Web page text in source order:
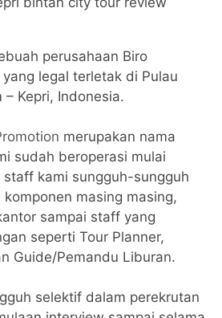
perusahaan Biro
legal terletak di Pulau
– Kepri, Indonesia.
merupakan nama
sudah beroperasi mulai
staff kami sungguh-sungguh
masing masing,
sampai staff yang
seperti Tour Planner,
Guide/Pemandu Liburan.
selektif dalam perekrutan